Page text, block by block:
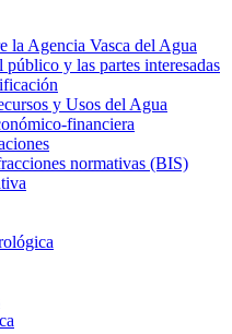
la Agencia Vasca del Agua
público y las partes interesadas
y Usos del Agua
financiera
normativas (BIS)